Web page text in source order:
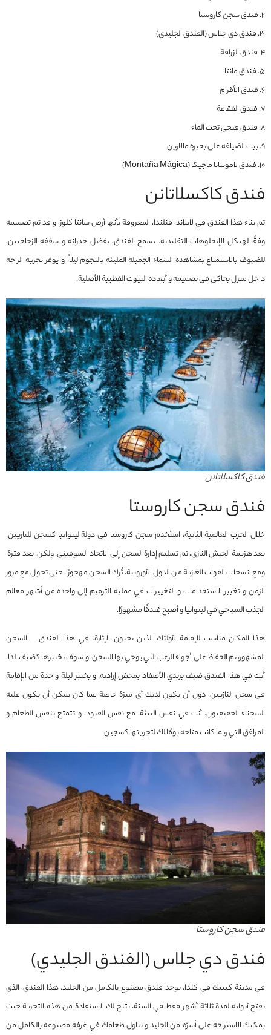
2. فندق سجن كاروستا
3. فندق دي جلاس (الفندق الجليدي)
4. فندق الزرافة
5. فندق مانتا
6. فندق الأقزام
7. فندق الفقاعة
8. فندق فیجی تحت الماء
9. بيت الضيافة على بحيرة مالارين
10. فندق لامونتانا ماجيكا (Montaña Mágica)
فندق كاكسلاتانن
تم بناء هذا الفندق في لابلاند، فنلندا، المعروفة بأنها أرض سانتا كلوز، و قد تم تصميمه
وفقًا لهيكل الإيجلوهات التقليدية. يسمح الفندق، بفضل جدرانه و سقفه الزجاجيين،
للضيوف بالاستمتاع بمشاهدة السماء الجميلة المليئة بالنجوم ليلاً، و يوفر تجربة الراحة
داخل منزل يحاكي في تصميمه و أبعاده البيوت القطبية الأصلية.
فندق كاكسلاتانن
فندق سجن كاروستا
خلال الحرب العالمية الثانية، استُخدم سجن كاروستا في دولة ليتوانيا كسجن للنازيين.
بعد هزيمة الجيش النازي، تم تسليم إدارة السجن إلى الاتحاد السوفيتي. ولكن، بعد فترة
ومع انسحاب القوات الغازية من الدول الأوروبية، تُرك السجن مهجورًا، حتى تحول مع مرور
الزمن و تغيير الاستخدامات و التغييرات في عملية الترميم إلى واحدة من أشهر معالم
الجذب السياحي في ليتوانيا و أصبح فندقًا مشهورًا.
هذا المكان مناسب للإقامة لأولئك الذين يحبون الإثارة. في هذا الفندق – السجن
المشهور، تم الحفاظ على أجواء الرعب التي يوحي بها السجن، و سوف تختبرها كضيف. لذا،
أنت في هذا الفندق ضيف يرتدي الأصفاد بمحض إرادته، و يختبر ليلة واحدة من الإقامة
في سجن النازيين، دون أن يكون لديك أي ميزة خاصة عما كان يمكن أن يكون عليه
السجناء الحقيقيون. أنت في نفس البيئة، مع نفس القيود، و تتمتع بنفس الطعام و
المرافق التي ربما كانت متاحة يومًا لك لتجربتها كسجين.
فندق سجن كاروستا
فندق دي جلاس (الفندق الجليدي)
في مدينة كيبيك في كندا، يوجد فندق مصنوع بالكامل من الجليد. هذا الفندق، الذي
يفتح أبوابه لمدة ثلاثة أشهر فقط في السنة، يتيح لك الاستفادة من هذه التجربة حيث
يمكنك الاستراحة على أسرّة من الجليد و تناول طعامك في غرفة مصنوعة بالكامل من